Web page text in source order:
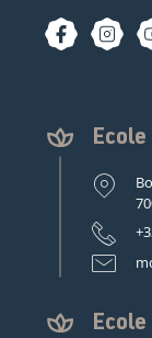
Ecole
Ecole